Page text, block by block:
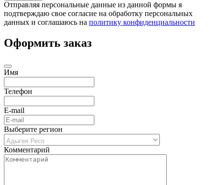
Отправляя персональные данные из данной формы я
подтверждаю свое согласие на обработку персональных
данных и соглашаюсь на политику конфиденциальности
Оформить заказ
Имя
Телефон
E-mail
Выберите регион
Комментарий